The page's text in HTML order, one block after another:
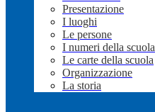
Presentazione
I luoghi
Le persone
I numeri della scuola
Le carte della scuola
Organizzazione
La storia